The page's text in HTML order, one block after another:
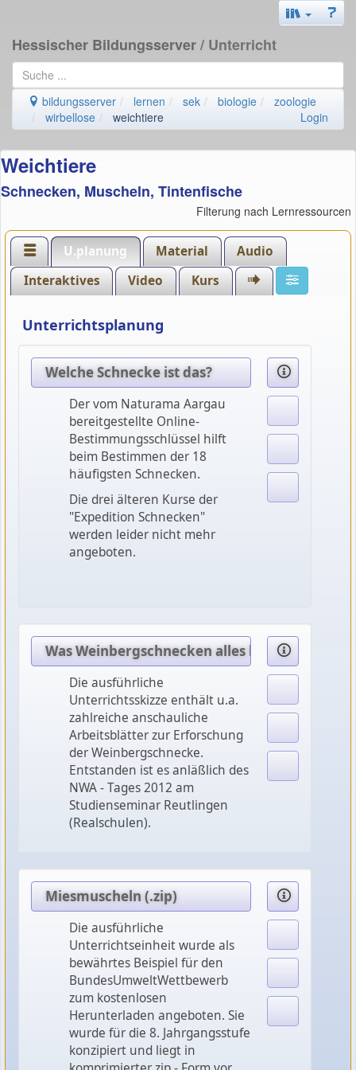
Hessischer Bildungsserver/ Unterricht
bildungsserver lernen sek biologie
zoologie
wirbellose
weichtiere Login
Weichtiere
Schnecken, Muscheln, Tintenfische
Filterung nach Lernressourcen
U.planung Material
Audio
Interaktives
Video Kurs
Unterrichtsplanung
Welche Schnecke ist das?
Der vom Naturama Aargau
bereitgestellte Online-
Bestimmungsschlüssel hilft
beim Bestimmen der 18
häufigsten Schnecken.
Die drei älteren Kurse der
"Expedition Schnecken"
werden leider nicht mehr
angeboten.
Was Weinbergschnecken alles können
Die ausführliche
Unterrichtsskizze enthält u.a.
zahlreiche anschauliche
Arbeitsblätter zur Erforschung
der Weinbergschnecke.
Entstanden ist es anläßlich des
NWA - Tages 2012 am
Studienseminar Reutlingen
(Realschulen).
Miesmuscheln (.zip)
Die ausführliche
Unterrichtseinheit wurde als
bewährtes Beispiel für den
BundesUmweltWettbewerb
zum kostenlosen
Herunterladen angeboten. Sie
wurde für die 8. Jahrgangsstufe
konzipiert und liegt in